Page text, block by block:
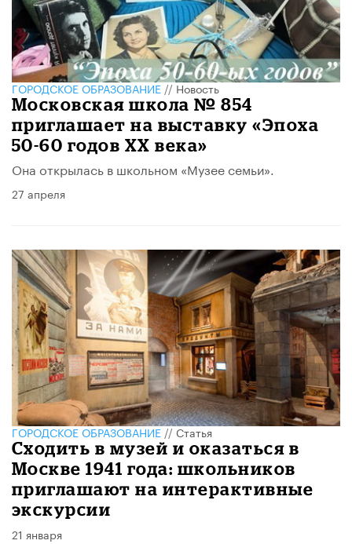
ГОРОДСКОЕ ОБРАЗОВАНИЕ//Новость
Московская школа № 854
приглашает на выставку «Эпоха
50-60 годов XX века»
Она открылась в школьном «​Музее семьи»​.
27 апреля
ГОРОДСКОЕ ОБРАЗОВАНИЕ//Статья
Сходить в музей и оказаться в
Москве 1941 года: школьников
приглашают на интерактивные
экскурсии
21 января